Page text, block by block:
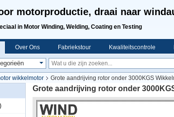
motorproductie, draai naar
in Motor Winding, Welding, Coating en Testing
Over Ons Fabriekstour Kwaliteitscontrole
wikkelmotor
Grote aandrijving rotor onder 3000KGS
Grote aandrijving rotor onder